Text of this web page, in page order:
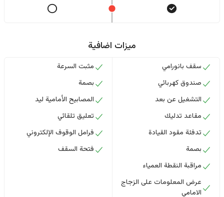
ميزات اضافية
سقف بانورامي
صندوق كهربائي
التشغيل عن بعد
مقاعد تدليك
تدفئة مقود القيادة
بصمة
مراقبة النقطة العمياء
عرض المعلومات على الزجاج
الامامي
مثبت السرعة
بصمة
المصابيح الأمامية ليد
تعليق تلقائي
فرامل الوقوف الإلكتروني
فتحة السقف